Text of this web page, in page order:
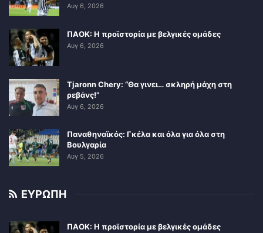
Αυγ 6, 2026
ΠΑΟΚ: Η προϊστορία με βελγικές ομάδες
Αυγ 6, 2026
Tjaronn Chery: “Θα γινει… σκληρή μάχη στη
ρεβάνς!”
Αυγ 6, 2026
Παναθηναϊκός: Γκέλα και όλα για όλα στη
Βουλγαρία
Αυγ 5, 2026
ΕΥΡΩΠΗ
ΠΑΟΚ: Η προϊστορία με βελγικές ομάδες